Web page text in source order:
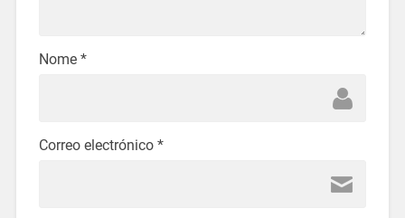
Nome *
Correo electrónico *